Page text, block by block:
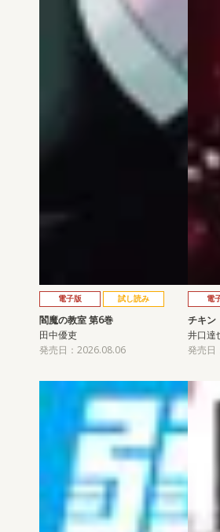
電子版 試し読み
閻魔の教室 第6巻
田中優吏
発売日：2026.08.06
電
チキン
井口達
発売日